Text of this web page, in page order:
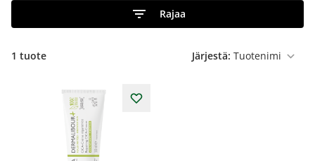
Rajaa
1 tuote Järjestä: